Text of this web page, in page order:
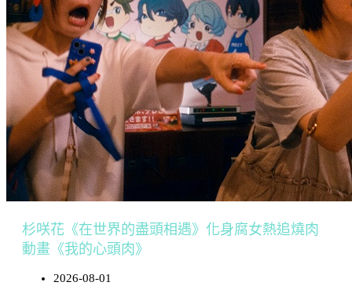
杉咲花《在世界的盡頭相遇》化身腐女熱追燒肉
動畫《我的心頭肉》
2026-08-01